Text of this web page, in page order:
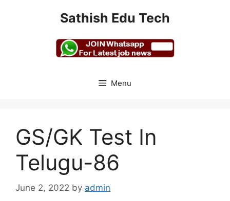
Sathish Edu Tech
Menu
GS/GK Test In
Telugu-86
June 2, 2022 by admin